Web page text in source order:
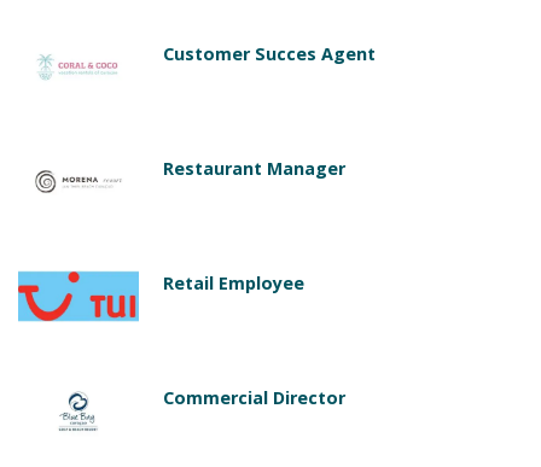
Customer Succes Agent
Restaurant Manager
Retail Employee
Commercial Director